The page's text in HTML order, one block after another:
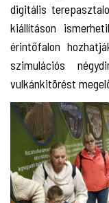
digitális
kiállításon
érintőfalon
szimulációs
vulkánkitörést